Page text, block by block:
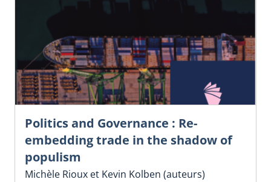
Politics and Governance : Re-
embedding trade in the shadow of
populism
Michèle Rioux et Kevin Kolben (auteurs)